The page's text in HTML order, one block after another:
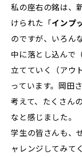
私の座右の銘は、
けられた「インプ
のですが、いろん
中に落とし込んで
立てていく（アウ
っています。岡田
考えて、たくさん
なと感じました。
学生の皆さんも、
ャレンジしてみて